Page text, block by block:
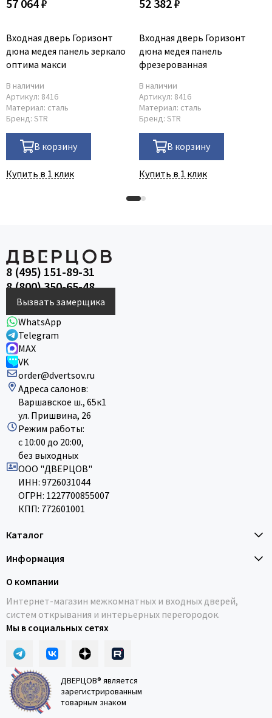
57 064 ₽
Входная дверь Горизонт
дюна медея панель зеркало
оптима макси
В наличии
Артикул: 8416
Материал: сталь
Бренд: STR
В корзину
Купить в 1 клик
52 382 ₽
Входная дверь Горизонт
дюна медея панель
фрезерованная
В наличии
Артикул: 8416
Материал: сталь
Бренд: STR
В корзину
Купить в 1 клик
8 (495) 151-89-31
8 (800) 350-65-48
Вызвать замерщика
WhatsApp
Telegram
MAX
VK
order@dvertsov.ru
Адреса салонов:
Варшавское ш., 65к1
ул. Пришвина, 26
Режим работы:
с 10:00 до 20:00,
без выходных
ООО "ДВЕРЦОВ"
ИНН: 9726031044
ОГРН: 1227700855007
КПП: 772601001
Каталог
Информация
О компании
Интернет-магазин межкомнатных и входных дверей,
систем открывания и интерьерных перегородок.
Мы в социальных сетях
ДВЕРЦОВ® является
зарегистрированным
товарным знаком